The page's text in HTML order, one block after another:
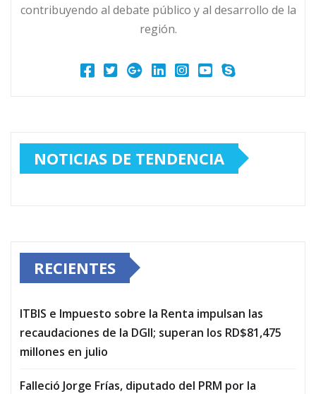
contribuyendo al debate público y al desarrollo de la
región.
NOTICIAS DE TENDENCIA
RECIENTES
ITBIS e Impuesto sobre la Renta impulsan las
recaudaciones de la DGII; superan los RD$81,475
millones en julio
Falleció Jorge Frías, diputado del PRM por la